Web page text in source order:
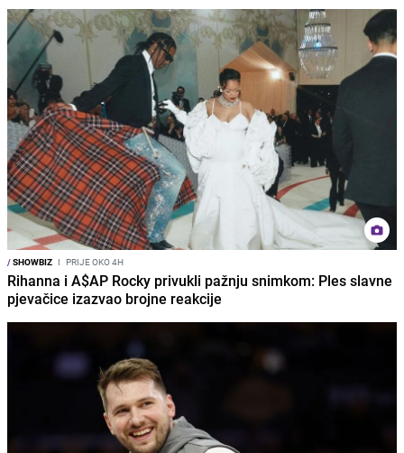
/SHOWBIZ I PRIJE OKO 4H
Rihanna i A$AP Rocky privukli pažnju snimkom: Ples slavne
pjevačice izazvao brojne reakcije